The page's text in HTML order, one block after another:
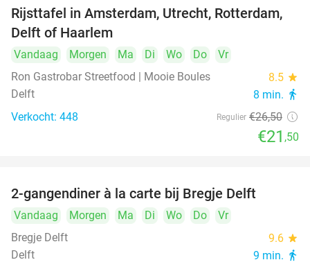
19%
Rijsttafel in Amsterdam, Utrecht, Rotterdam,
Delft of Haarlem
Vandaag Morgen Ma Di Wo Do
Vr
Ron Gastrobar Streetfood | Mooie Boules
8.5 star
Delft 8 min. directions_walk
Verkocht: 448 Regulier €26,50
€21 ,50
2-gangendiner à la carte bij Bregje Delft
Vandaag Morgen Ma Di Wo Do
Vr
Bregje Delft
9.6 star
Delft 9 min. directions_walk